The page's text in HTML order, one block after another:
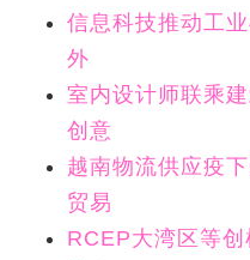
信息科技推动工
外
室内设计师联乘
创意
越南物流供应疫
贸易
RCEP大湾区等